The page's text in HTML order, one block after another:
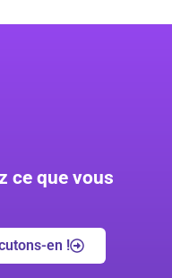
ce que vous
en !